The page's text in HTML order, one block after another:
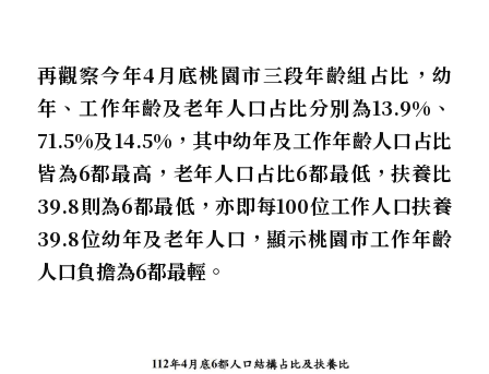
再觀察今年4月底桃園市三段年齡組占比，幼
年、工作年齡及老年人口占比分別為13.9%、
71.5%及14.5%，其中幼年及工作年齡人口占比
皆為6都最高，老年人口占比6都最低，扶養比
39.8則為6都最低，亦即每100位工作人口扶養
39.8位幼年及老年人口，顯示桃園市工作年齡
人口負擔為6都最輕。